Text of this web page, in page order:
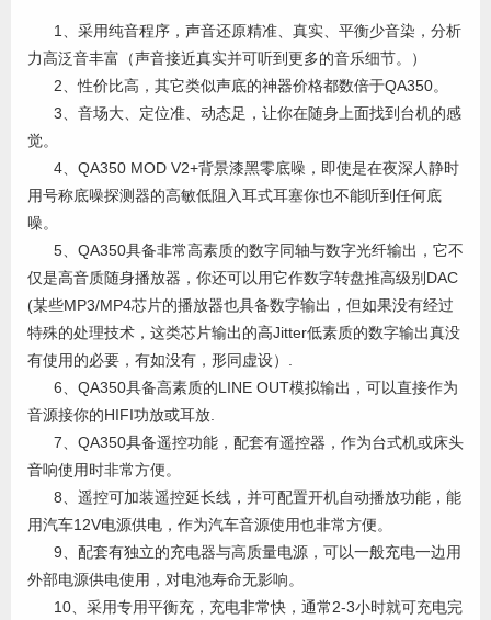
1、采用纯音程序，声音还原精准、真实、平衡少音染，分析
力高泛音丰富（声音接近真实并可听到更多的音乐细节。）
2、性价比高，其它类似声底的神器价格都数倍于QA350。
3、音场大、定位准、动态足，让你在随身上面找到台机的感
觉。
4、QA350 MOD V2+背景漆黑零底噪，即使是在夜深人静时
用号称底噪探测器的高敏低阻入耳式耳塞你也不能听到任何底
噪。
5、QA350具备非常高素质的数字同轴与数字光纤输出，它不
仅是高音质随身播放器，你还可以用它作数字转盘推高级别DAC
(某些MP3/MP4芯片的播放器也具备数字输出，但如果没有经过
特殊的处理技术，这类芯片输出的高Jitter低素质的数字输出真没
有使用的必要，有如没有，形同虚设）.
6、QA350具备高素质的LINE OUT模拟输出，可以直接作为
音源接你的HIFI功放或耳放.
7、QA350具备遥控功能，配套有遥控器，作为台式机或床头
音响使用时非常方便。
8、遥控可加装遥控延长线，并可配置开机自动播放功能，能
用汽车12V电源供电，作为汽车音源使用也非常方便。
9、配套有独立的充电器与高质量电源，可以一般充电一边用
外部电源供电使用，对电池寿命无影响。
10、采用专用平衡充，充电非常快，通常2-3小时就可充电完